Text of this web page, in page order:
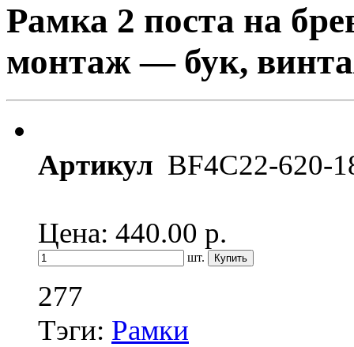
Рамка 2 поста на
монтаж — бук,
Артикул BF4C22-620-
Цена: 440.00 р.
шт.
277
Тэги: Рамки